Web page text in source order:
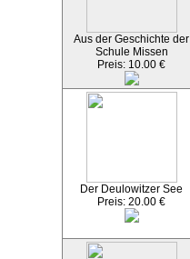
Aus der Geschichte der
Schule Missen
Preis: 10.00 €
Der Deulowitzer See
Preis: 20.00 €